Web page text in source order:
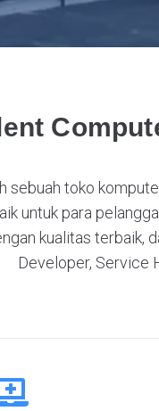
sebuah toko
untuk para
kualitas terbaik,
Developer, Service